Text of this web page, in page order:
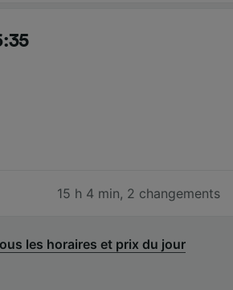
15 h 4 min, 2 changements
les horaires et prix du jour